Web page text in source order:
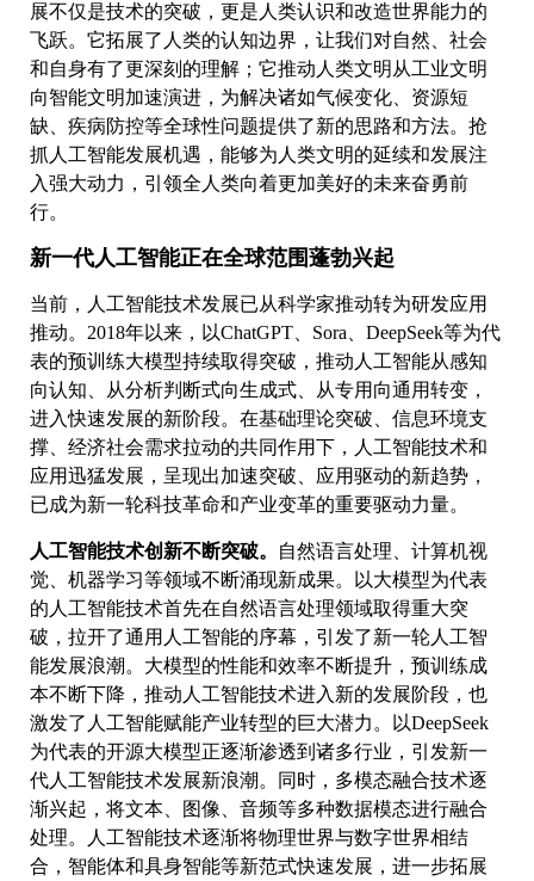
展不仅是技术的突破，更是人类认识和改造世界能力的
飞跃。它拓展了人类的认知边界，让我们对自然、社会
和自身有了更深刻的理解；它推动人类文明从工业文明
向智能文明加速演进，为解决诸如气候变化、资源短
缺、疾病防控等全球性问题提供了新的思路和方法。抢
抓人工智能发展机遇，能够为人类文明的延续和发展注
入强大动力，引领全人类向着更加美好的未来奋勇前
行。
新一代人工智能正在全球范围蓬勃兴起
当前，人工智能技术发展已从科学家推动转为研发应用
推动。2018年以来，以ChatGPT、Sora、DeepSeek等为代
表的预训练大模型持续取得突破，推动人工智能从感知
向认知、从分析判断式向生成式、从专用向通用转变，
进入快速发展的新阶段。在基础理论突破、信息环境支
撑、经济社会需求拉动的共同作用下，人工智能技术和
应用迅猛发展，呈现出加速突破、应用驱动的新趋势，
已成为新一轮科技革命和产业变革的重要驱动力量。
人工智能技术创新不断突破。
自然语言处理、计算机视
觉、机器学习等领域不断涌现新成果。以大模型为代表
的人工智能技术首先在自然语言处理领域取得重大突
破，拉开了通用人工智能的序幕，引发了新一轮人工智
能发展浪潮。大模型的性能和效率不断提升，预训练成
本不断下降，推动人工智能技术进入新的发展阶段，也
激发了人工智能赋能产业转型的巨大潜力。以DeepSeek
为代表的开源大模型正逐渐渗透到诸多行业，引发新一
代人工智能技术发展新浪潮。同时，多模态融合技术逐
渐兴起，将文本、图像、音频等多种数据模态进行融合
处理。人工智能技术逐渐将物理世界与数字世界相结
合，智能体和具身智能等新范式快速发展，进一步拓展